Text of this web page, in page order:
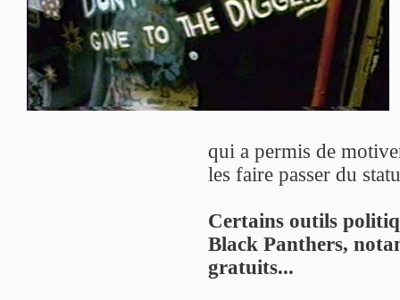
qui a permis de
les faire passer du
Certains outils
Black Panthers,
gratuits...